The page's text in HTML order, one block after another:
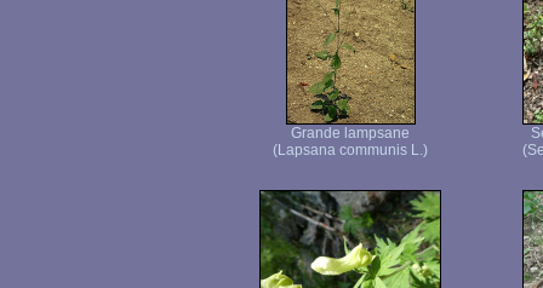
Grande lampsane
(Lapsana communis L.)